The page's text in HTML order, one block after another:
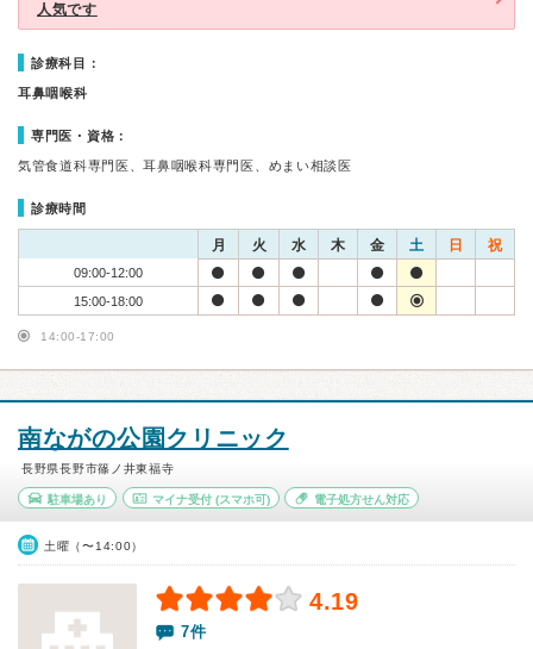
人気です
診療科目：
耳鼻咽喉科
専門医・資格：
気管食道科専門医、耳鼻咽喉科専門医、めまい相談医
診療時間
月 火 水 木 金 土 日 祝
09:00-12:00
15:00-18:00
14:00-17:00
南ながの公園クリニック
長野県長野市篠ノ井東福寺
駐車場あり マイナ受付(スマホ可) 電子処方せん対応
土曜（〜14:00）
4.19
7件